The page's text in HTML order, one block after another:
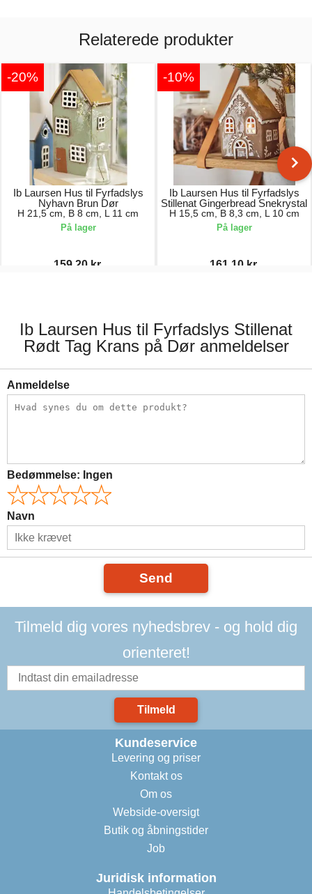
Relaterede produkter
-20%
Ib Laursen Hus til Fyrfadslys
Nyhavn Brun Dør
H 21,5 cm, B 8 cm, L 11 cm
På lager
159,20 kr.
-10%
Ib Laursen Hus til Fyrfadslys
Stillenat Gingerbread Snekrystal
H 15,5 cm, B 8,3 cm, L 10 cm
På lager
161,10 kr.
Ib Laursen Hus til Fyrfadslys Stillenat
Rødt Tag Krans på Dør anmeldelser
Anmeldelse
Bedømmelse: Ingen
Navn
Send
Tilmeld dig vores nyhedsbrev - og hold dig
orienteret!
Tilmeld
Kundeservice
Levering og priser
Kontakt os
Om os
Webside-oversigt
Butik og åbningstider
Job
Juridisk information